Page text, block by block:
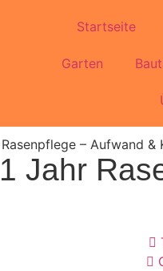
Startseite
Garten
– Aufwand &
Jahr